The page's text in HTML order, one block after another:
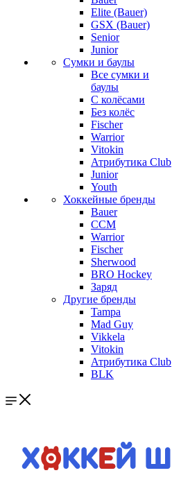
Elite (Bauer)
GSX (Bauer)
Senior
Junior
Сумки и баулы
Все сумки и
баулы
С колёсами
Без колёс
Fischer
Warrior
Vitokin
Атрибутика Club
Junior
Youth
Хоккейные бренды
Bauer
CCM
Warrior
Fischer
Sherwood
BRO Hockey
Заряд
Другие бренды
Tampa
Mad Guy
Vikkela
Vitokin
Атрибутика Club
BLK